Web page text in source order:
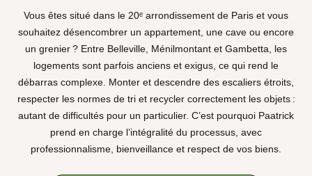
Vous êtes situé dans le 20ᵉ arrondissement de Paris et vous
souhaitez désencombrer un appartement, une cave ou encore
un grenier ? Entre Belleville, Ménilmontant et Gambetta, les
logements sont parfois anciens et exigus, ce qui rend le
débarras complexe. Monter et descendre des escaliers étroits,
respecter les normes de tri et recycler correctement les objets :
autant de difficultés pour un particulier. C’est pourquoi Paatrick
prend en charge l’intégralité du processus, avec
professionnalisme, bienveillance et respect de vos biens.